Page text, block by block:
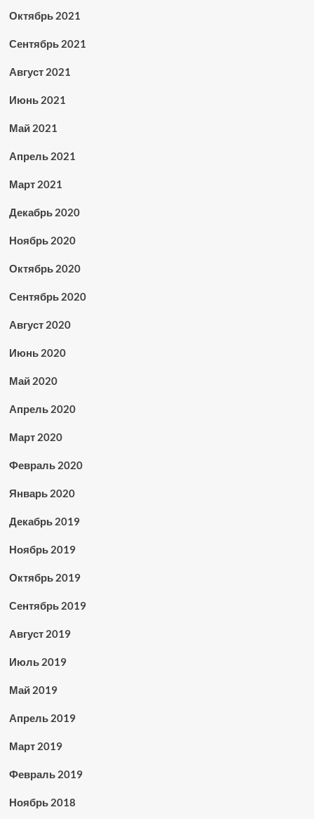
Октябрь 2021
Сентябрь 2021
Август 2021
Июнь 2021
Май 2021
Апрель 2021
Март 2021
Декабрь 2020
Ноябрь 2020
Октябрь 2020
Сентябрь 2020
Август 2020
Июнь 2020
Май 2020
Апрель 2020
Март 2020
Февраль 2020
Январь 2020
Декабрь 2019
Ноябрь 2019
Октябрь 2019
Сентябрь 2019
Август 2019
Июль 2019
Май 2019
Апрель 2019
Март 2019
Февраль 2019
Ноябрь 2018